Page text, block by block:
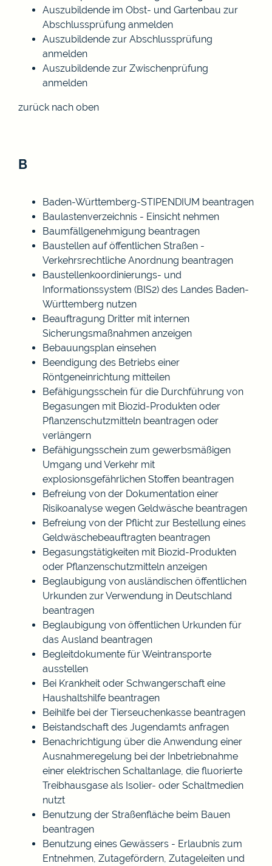
Auszubildende im Obst- und Gartenbau zur
Abschlussprüfung anmelden
Auszubildende zur Abschlussprüfung
anmelden
Auszubildende zur Zwischenprüfung
anmelden
zurück nach oben
B
Baden-Württemberg-STIPENDIUM beantragen
Baulastenverzeichnis - Einsicht nehmen
Baumfällgenehmigung beantragen
Baustellen auf öffentlichen Straßen -
Verkehrsrechtliche Anordnung beantragen
Baustellenkoordinierungs- und
Informationssystem (BIS2) des Landes Baden-
Württemberg nutzen
Beauftragung Dritter mit internen
Sicherungsmaßnahmen anzeigen
Bebauungsplan einsehen
Beendigung des Betriebs einer
Röntgeneinrichtung mitteilen
Befähigungsschein für die Durchführung von
Begasungen mit Biozid-Produkten oder
Pflanzenschutzmitteln beantragen oder
verlängern
Befähigungsschein zum gewerbsmäßigen
Umgang und Verkehr mit
explosionsgefährlichen Stoffen beantragen
Befreiung von der Dokumentation einer
Risikoanalyse wegen Geldwäsche beantragen
Befreiung von der Pflicht zur Bestellung eines
Geldwäschebeauftragten beantragen
Begasungstätigkeiten mit Biozid-Produkten
oder Pflanzenschutzmitteln anzeigen
Beglaubigung von ausländischen öffentlichen
Urkunden zur Verwendung in Deutschland
beantragen
Beglaubigung von öffentlichen Urkunden für
das Ausland beantragen
Begleitdokumente für Weintransporte
ausstellen
Bei Krankheit oder Schwangerschaft eine
Haushaltshilfe beantragen
Beihilfe bei der Tierseuchenkasse beantragen
Beistandschaft des Jugendamts anfragen
Benachrichtigung über die Anwendung einer
Ausnahmeregelung bei der Inbetriebnahme
einer elektrischen Schaltanlage, die fluorierte
Treibhausgase als Isolier- oder Schaltmedien
nutzt
Benutzung der Straßenfläche beim Bauen
beantragen
Benutzung eines Gewässers - Erlaubnis zum
Entnehmen, Zutagefördern, Zutageleiten und